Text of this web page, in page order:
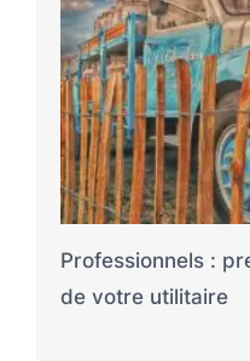
Professionnels :
de votre utilitaire